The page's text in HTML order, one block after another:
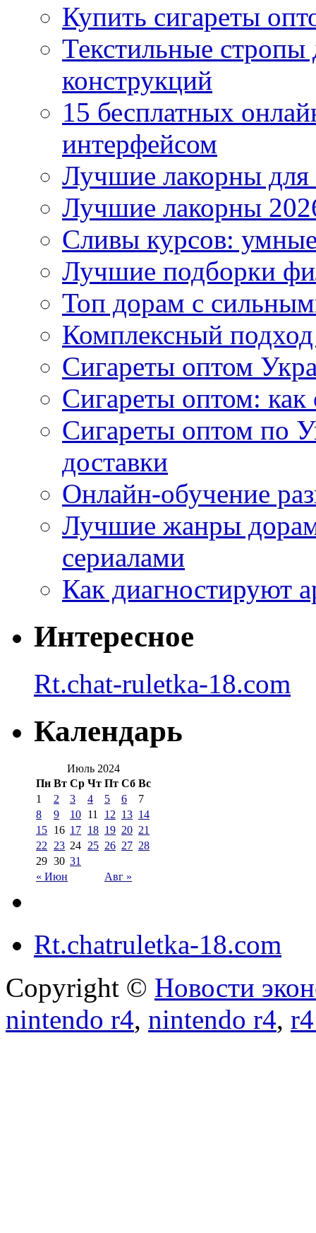
Купить сигареты
Текстильные
конструкций
15 бесплатных
интерфейсом
Лучшие лакорны для
Лучшие лакорны
Сливы курсов:
Лучшие подборки
Топ дорам с
Комплексный
Сигареты оптом
Сигареты оптом: как
Сигареты оптом по
доставки
Онлайн-обучение
Лучшие жанры дорам
сериалами
Как диагностируют
Интересное
Rt.chat-ruletka-18.com
Календарь
Июль 2024
Пн Вт Ср Чт Пт Сб Вс
« Июн Авг »
1 2 3 4 5 6
7
8
9 10 11 12 13 14
15 16 17 18 19 20 21
22
23 24 25 26 27 28
29 30 31
Rt.chatruletka-18.com
Copyright © Новости
nintendo r4, nintendo r4,